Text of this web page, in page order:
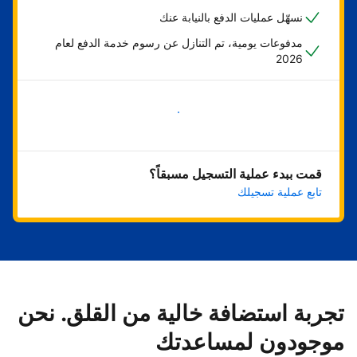
نسهّل عمليات الدفع بالنيابة عنك
مدفوعات يومية، تم التنازل عن رسوم خدمة الدفع لعام
2026
ابدأ الآن
قمت ببدء عملية التسجيل مسبقاً؟
تابع عملية تسجيلك
تجربة استضافة خالية من القلق. نحن
موجودون لمساعدتك